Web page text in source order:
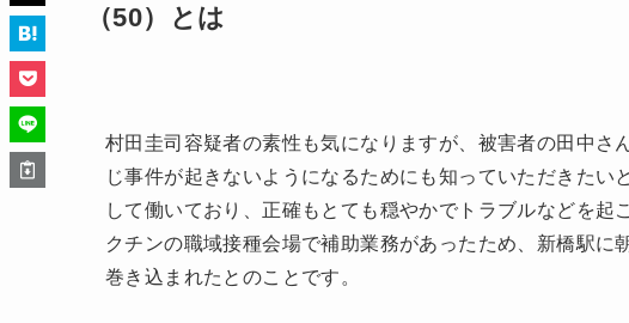
（50）とは
村田圭司容疑者の素性も気になりますが、被害者の田中さ
じ事件が起きないようになるためにも知っていただきたい
して働いており、正確もとても穏やかでトラブルなどを
クチンの職域接種会場で補助業務があったため、新橋駅に
巻き込まれたとのことです。